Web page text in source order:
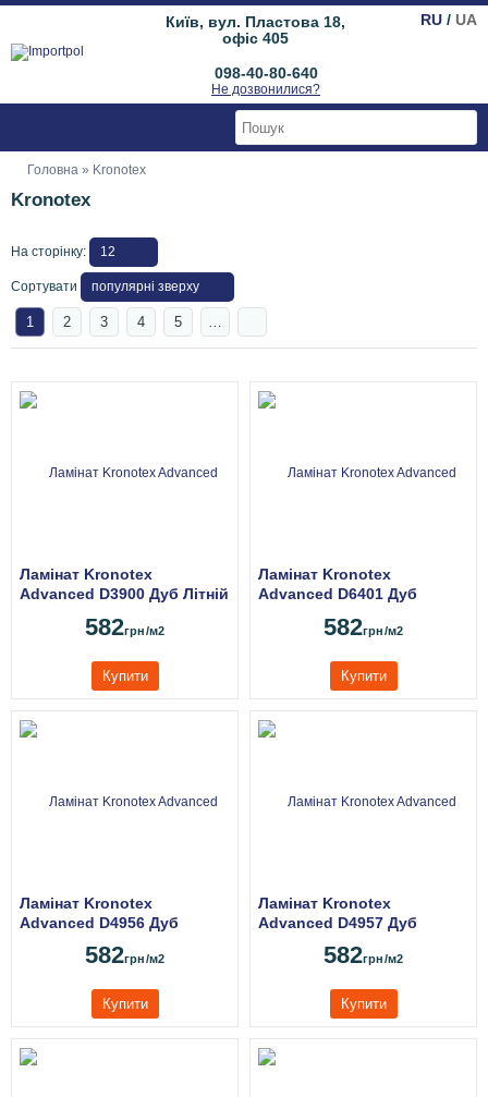
RU / UA
Київ, вул. Пластова 18,
офіс 405
098-40-80-640
Не дозвонилися?
Головна » Kronotex
Kronotex
На сторінку:
Сортувати
1 2 3 4 5 …
Ламінат Kronotex
Advanced D3900 Дуб Літній
582грн/м2
Купити
Ламінат Kronotex
Advanced D6401 Дуб
582грн/м2
Купити
Ламінат Kronotex
Advanced D4956 Дуб
582грн/м2
Купити
Ламінат Kronotex
Advanced D4957 Дуб
582грн/м2
Купити